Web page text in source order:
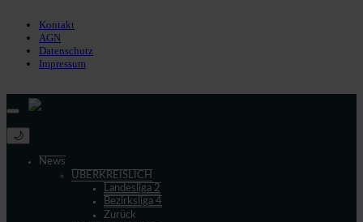
Kontakt
AGN
Datenschutz
Impressum
🌙
News
ÜBERKREISLICH
Landesliga 2
Bezirksliga 4
Zurück